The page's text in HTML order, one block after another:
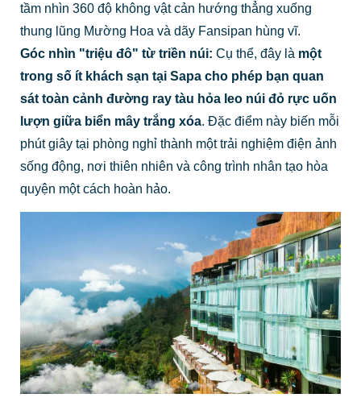
tầm nhìn 360 độ không vật cản hướng thẳng xuống
thung lũng Mường Hoa và dãy Fansipan hùng vĩ.
Góc nhìn "triệu đô" từ triền núi: Cụ thể, đây là một
trong số ít khách sạn tại Sapa cho phép bạn quan
sát toàn cảnh đường ray tàu hỏa leo núi đỏ rực uốn
lượn giữa biển mây trắng xóa. Đặc điểm này biến mỗi
phút giây tại phòng nghỉ thành một trải nghiệm điện ảnh
sống động, nơi thiên nhiên và công trình nhân tạo hòa
quyện một cách hoàn hảo.